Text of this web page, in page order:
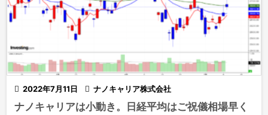
 2022年7月11日  ナノキャリア株式会社
ナノキャリアは小動き。日経平均はご祝儀相場早く